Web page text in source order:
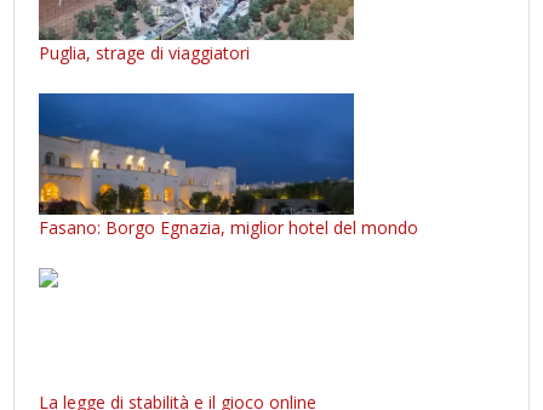
Puglia, strage di viaggiatori
Fasano: Borgo Egnazia, miglior hotel del mondo
La legge di stabilità e il gioco online